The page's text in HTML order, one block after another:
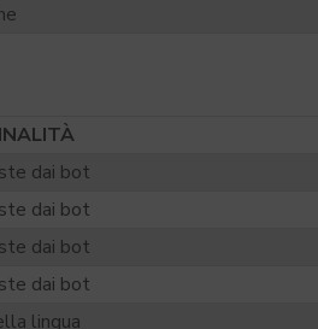
dai bot
dai bot
dai bot
dai bot
lingua